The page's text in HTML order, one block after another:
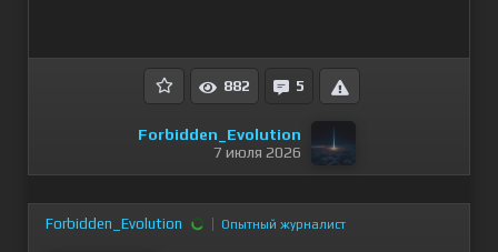
882 5
Forbidden_Evolution
7 июля 2026
Forbidden_Evolution Опытный журналист